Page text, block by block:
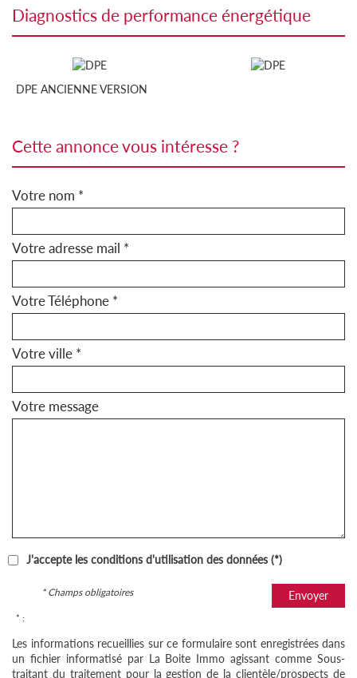
diagnostics de performance énergétique
DPE ANCIENNE VERSION
cette annonce vous intéresse ?
Votre nom *
Votre adresse mail *
Votre Téléphone *
Votre ville *
Votre message
J'accepte les conditions d'utilisation des données (*)
Envoyer
* Champs obligatoires
* :
Les informations recueillies sur ce formulaire sont enregistrées dans
un fichier informatisé par La Boite Immo agissant comme Sous-
traitant du traitement pour la gestion de la clientèle/prospects de